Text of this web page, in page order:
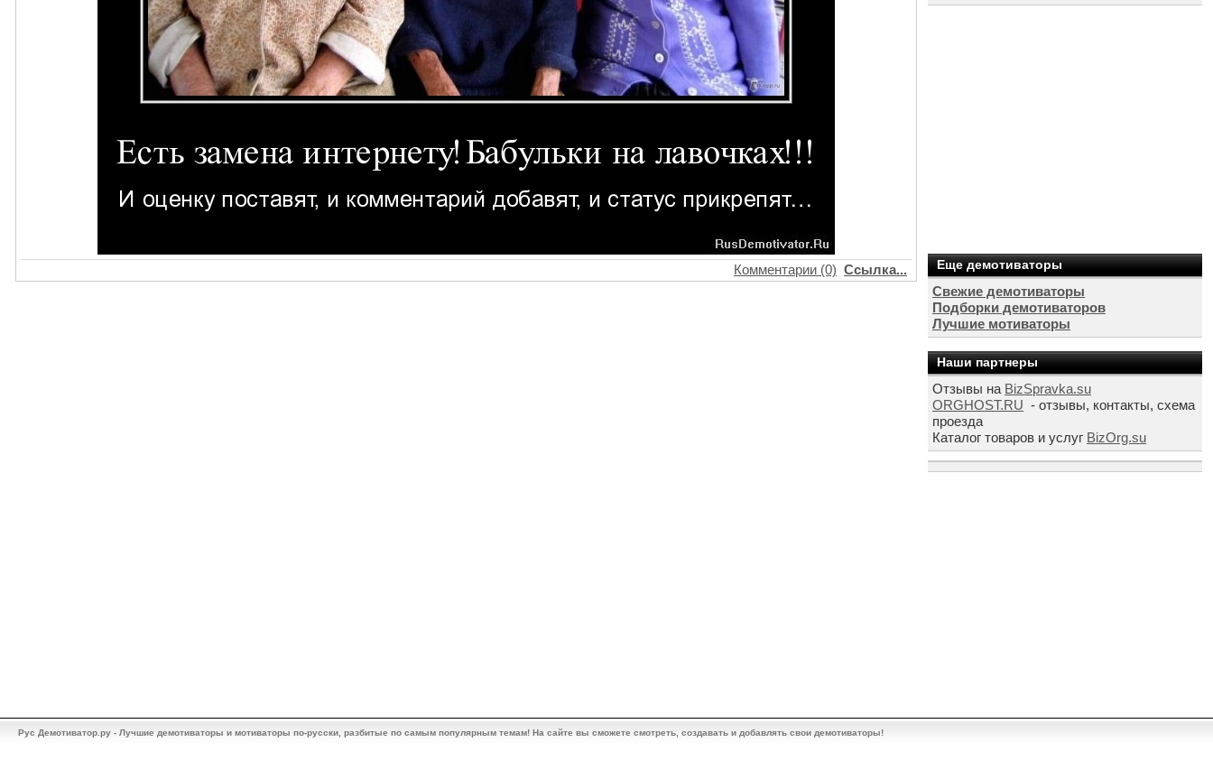
Комментарии (0) Ссылка... Еще демотиваторы
Свежие демотиваторы
Подборки демотиваторов
Лучшие мотиваторы
Наши партнеры
Отзывы на BizSpravka.su
ORGHOST.RU - отзывы, контакты, схема
проезда
Каталог товаров и услуг BizOrg.su
Рус Демотиватор.ру - Лучшие демотиваторы и мотиваторы по-русски, разбитые по самым популярным темам! На сайте вы сможете смотреть, создавать и добавлять свои демотиваторы!